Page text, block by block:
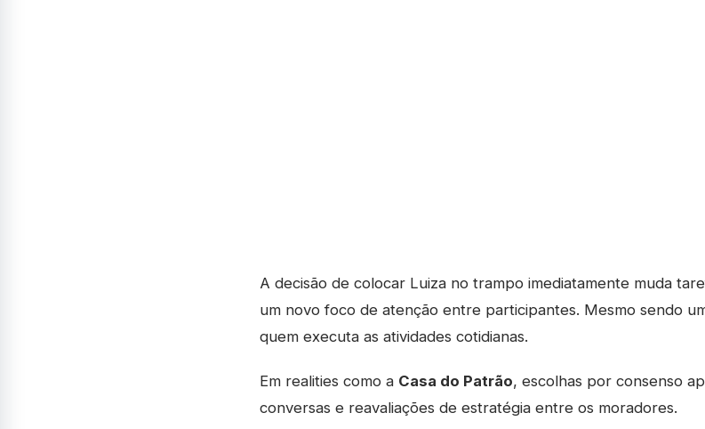
A decisão de colocar Luiza no trampo imediatamente muda
um novo foco de atenção entre participantes. Mesmo sendo
quem executa as atividades cotidianas.
Em realities como a Casa do Patrão, escolhas por consenso
conversas e reavaliações de estratégia entre os moradores.